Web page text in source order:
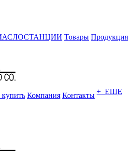
Товары Продукция
Компания Контакты + ЕЩЕ